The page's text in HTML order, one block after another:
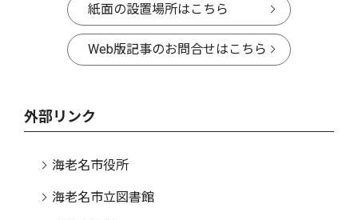
紙面の設置場所はこちら
Web版記事のお問合せはこちら
外部リンク
海老名市役所
海老名市立図書館